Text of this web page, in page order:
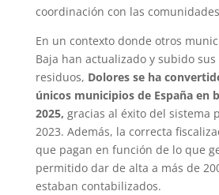
coordinación con las
En un contexto donde otros
Baja han actualizado y subido sus
residuos, Dolores se ha
únicos municipios de España en
2025, gracias al éxito del sistema
2023. Además, la correcta
que pagan en función de lo que
permitido dar de alta a más de
estaban contabilizados.